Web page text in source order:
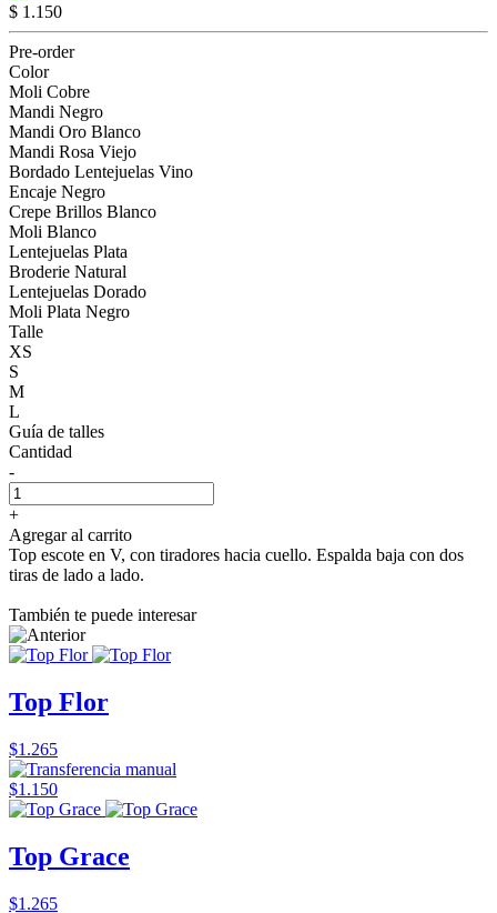
$ 1.150
Pre-order
Color
Moli Cobre
Mandi Negro
Mandi Oro Blanco
Mandi Rosa Viejo
Bordado Lentejuelas Vino
Encaje Negro
Crepe Brillos Blanco
Moli Blanco
Lentejuelas Plata
Broderie Natural
Lentejuelas Dorado
Moli Plata Negro
Talle
XS
S
M
L
Guía de talles
Cantidad
-
+
Agregar al carrito
Top escote en V, con tiradores hacia cuello. Espalda baja con dos
tiras de lado a lado.
También te puede interesar
Top Flor
$1.265
$1.150
Top Grace
$1.265